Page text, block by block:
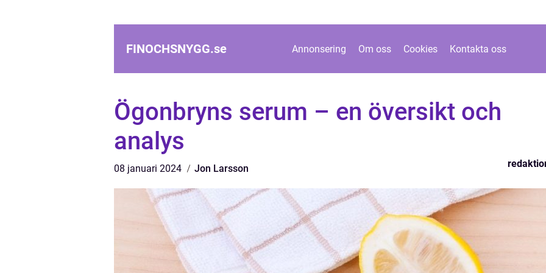
FINOCHSNYGG.se Annonsering Om oss Cookies Kontakta oss
Ögonbryns serum – en översikt och
analys
08 januari 2024 Jon Larsson